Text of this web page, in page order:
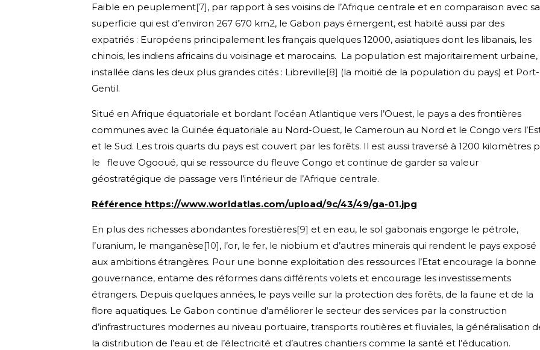
Faible en peuplement[7], par rapport à ses voisins de l’Afrique centrale et en comparaison avec sa
superficie qui est d’environ 267 670 km2, le Gabon pays émergent, est habité aussi par des
expatriés : Européens principalement les français quelques 12000, asiatiques dont les libanais, les
chinois, les indiens africains du voisinage et marocains. La population est majoritairement urbaine,
installée dans les deux plus grandes cités : Libreville[8] (la moitié de la population du pays) et Port-
Gentil.
Situé en Afrique équatoriale et bordant l’océan Atlantique vers l’Ouest, le pays a des frontières
communes avec la Guinée équatoriale au Nord-Ouest, le Cameroun au Nord et le Congo vers
et le Sud. Les trois quarts du pays est couvert par les forêts. Il est aussi traversé à 1200 kilomètres
le fleuve Ogooué, qui se ressource du fleuve Congo et continue de garder sa valeur
géostratégique de passage vers l’intérieur de l’Afrique centrale.
Référence https://www.worldatlas.com/upload/9c/43/49/ga-01.jpg
En plus des richesses abondantes forestières[9] et en eau, le sol gabonais engorge le pétrole,
l’uranium, le manganèse[10], l’or, le fer, le niobium et d’autres minerais qui rendent le pays exposé
aux ambitions étrangères. Pour une bonne exploitation des ressources l’Etat encourage la bonne
gouvernance, entame des réformes dans différents volets et encourage les investissements
étrangers. Depuis quelques années, le pays veille sur la protection des forêts, de la faune et de la
flore aquatiques. Le Gabon continue d’améliorer le secteur des services par la construction
d’infrastructures modernes au niveau portuaire, transports routières et fluviales, la généralisation
la distribution de l’eau et de l’électricité et d’autres chantiers comme la santé et l’éducation.